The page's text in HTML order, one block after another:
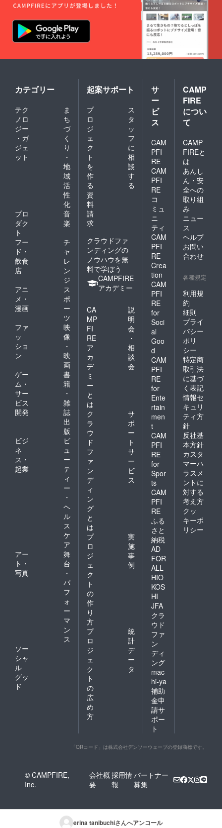
ち主さんが施工したも
のなのでこちらのもの
です。 いらないので
ぶち壊しました♪ 少し
い箱）が ぴったり
くっついて設置されて
いるので 仮設が本設
になったらすぐに破壊
してもらいます♪ 利用
者さんの車も置きやす
くなります、きっと！
支援のおかげで、ユ
ンボを借りて整地でき
ます！ 人間はボラン
ティアで来てくれます
^^♪ 5月中に日和（お
りますので また報告
させて頂きます！
カテゴリー
テク
ノロ
ジー
・ガ
ジェ
ット
ま
ち
づ
く
り
・
地
域
活
性
化
プロ
ダク
ト
音
楽
フー
ド・
飲食
店
チ
ャ
レ
ン
ジ
アニ
メ・
漫画
ス
ポ
ー
ツ
ファ
ッ
ショ
ン
映
像
・
映
画
ゲー
ム・
サー
ビス
開発
書
籍
・
雑
誌
出
版
ビジ
ネ
ス・
起業
ビ
ュ
ー
テ
ィ
ー
・
ヘ
ル
ス
ケ
ア
アー
ト・
写真
舞
台
・
パ
フ
ォ
ー
マ
ン
ス
ソー
シャ
ル
グッ
ド
起案サポート
プ
ロ
ジ
ェ
ク
ト
を
作
る
ス
タ
ッ
フ
に
相
談
す
る
資
料
請
求
クラウドファ
ンディングの
ノウハウを無
料で学ぼう
CAMPFIRE
アカデミー
CA
MP
FI
RE
ア
カ
デ
ミ
ー
と
は
説
明
会
・
相
談
会
ク
ラ
ウ
ド
フ
ァ
ン
デ
ィ
ン
グ
と
は
サ
ポ
ー
ト
サ
ー
ビ
ス
プ
ロ
ジ
ェ
ク
ト
の
作
り
方
実
施
事
例
プ
ロ
ジ
ェ
ク
ト
の
広
め
方
統
計
デ
ー
タ
サ
ー
ビ
ス
CAM
PFI
RE
CAM
PFI
RE
コ
ミュ
ニ
ティ
CAM
PFI
RE
Crea
tion
CAM
PFI
RE
for
Soci
al
Goo
d
CAM
PFI
RE
for
Ente
rtain
men
t
CAM
PFI
RE
for
Spor
ts
CAM
PFI
RE
ふる
さと
納税
AD
FOR
ALL
HIO
KOS
HI
JFA
クラ
ウド
ファ
ン
ディ
ング
mac
hi-ya
補助
金申
請サ
ポー
ト
CAMP
FIRE
につい
て
CAMP
FIREと
は
あんし
ん・安
全への
取り組
み
ニュー
ス
ヘルプ
お問い
合わせ
各種規定
利用規
約
細則
プライ
バシー
ポリ
シー
特定商
取引法
に基づ
く表記
情報セ
キュリ
ティ方
針
反社基
本方針
カスタ
マーハ
ラスメ
ントに
対する
考え方
クッ
キーポ
リシー
「QRコード」は株式会社デンソーウェーブの登録商標です。
© CAMPFIRE,
Inc.
会社概
要
採用情
報
パートナー
募集
erina tanibuchiさんへアンコール